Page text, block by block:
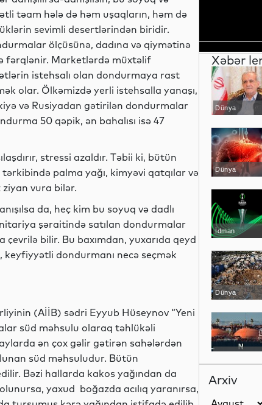
təam hələ də həm uşaqların, həm də
sevimli desertlərindən biridir.
ölçüsünə, dadına və qiymətinə
fərqlənir. Marketlərdə müxtəlif
istehsalı olan dondurmaya rast
olar. Ölkəmizdə yerli istehsalla yanaşı,
və Rusiyadan gətirilən dondurmalar
50 qəpik, ən bahalısı isə 47
stressi azaldır. Təbii ki, bütün
palma yağı, kimyəvi qatqılar və
ziyan vura bilər.
da, heç kim bu soyuq və dadlı
şəraitində satılan dondurmalar
bilir. Bu baxımdan, yuxarıda qeyd
dondurmanı necə seçmək
(AİİB) sədri Eyyub Hüseynov “Yeni
süd məhsulu olaraq təhlükəli
ən çox gəlir gətirən sahələrdən
süd məhsuludur. Bütün
Bəzi hallarda kakos yağından da
yaxud boğazda acılıq yaranırsa,
Xəbər
Dünya
Dünya
İdman
Dünya
Dünya
Arxiv